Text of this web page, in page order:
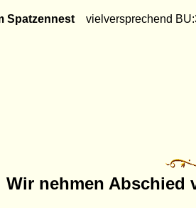
Spatzennest vielversprechend
Wir nehmen Abschied